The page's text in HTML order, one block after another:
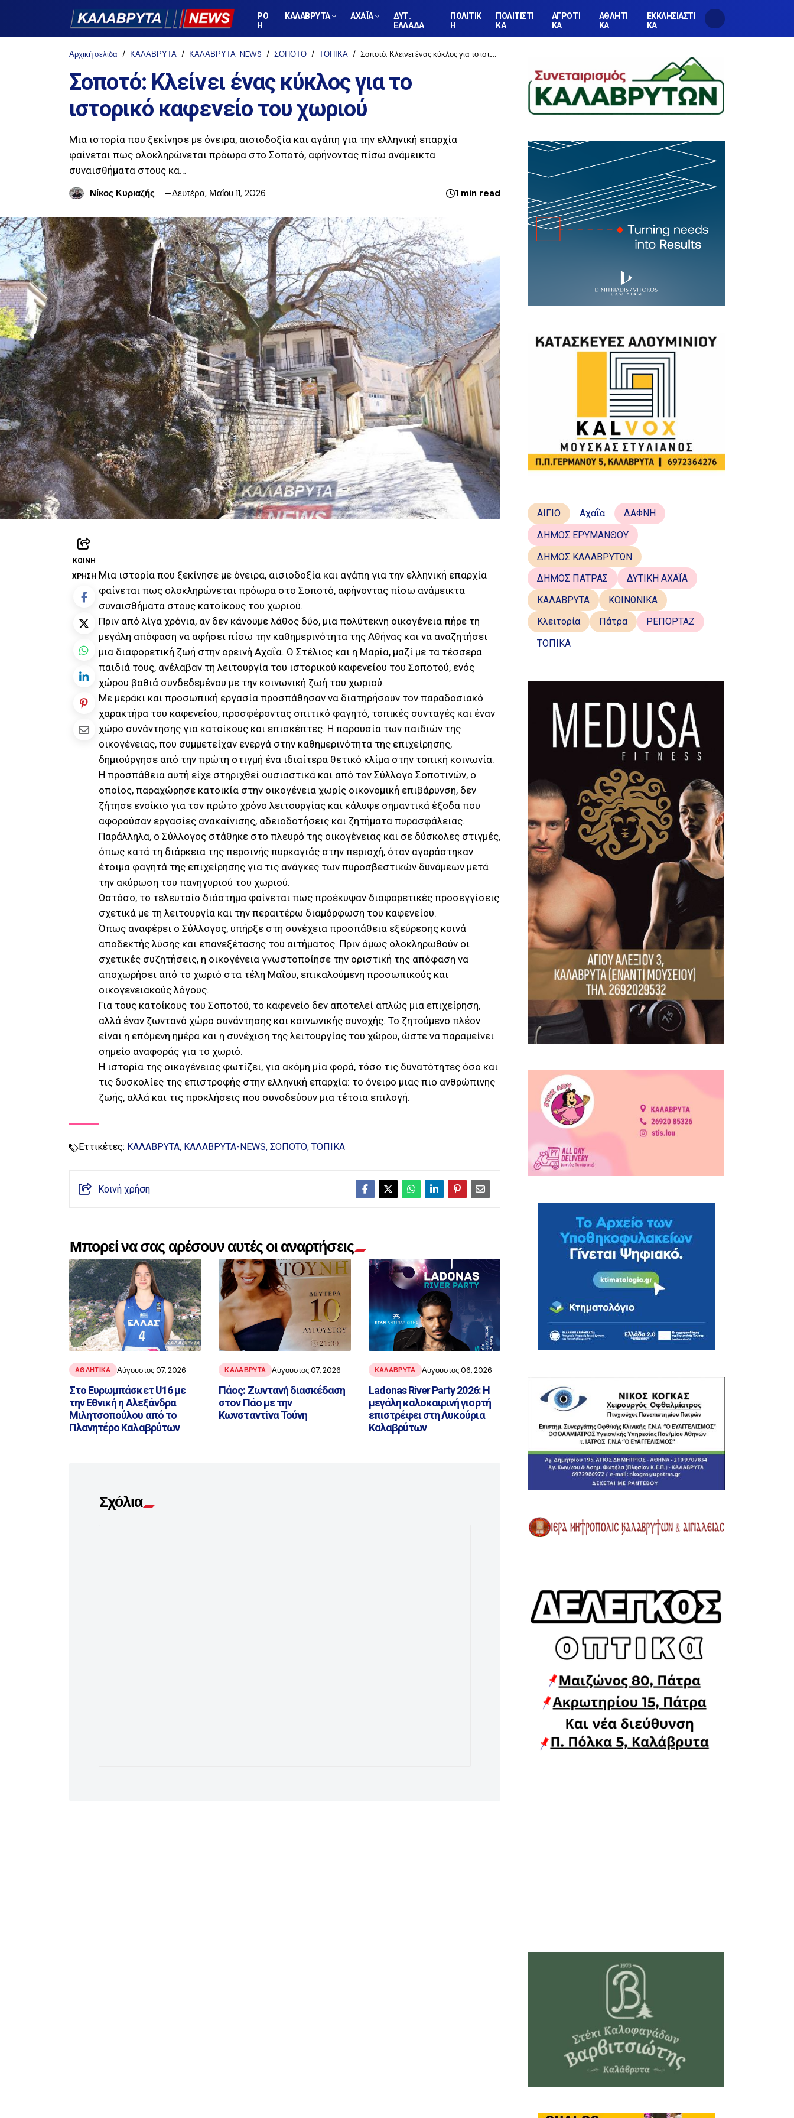
ΡΟ
Η
ΚΑΛΑΒΡΥΤΑ ΑΧΑΪΑ
ΔΥΤ.
ΕΛΛΑΔΑ
ΠΟΛΙΤΙΚ
Η
ΠΟΛΙΤΙΣΤΙ
ΚΑ
ΑΓΡΟΤΙ
ΚΑ
ΑΘΛΗΤΙ
ΚΑ
ΕΚΚΛΗΣΙΑΣΤΙ
ΚΑ
Αρχική σελίδα ΚΑΛΑΒΡΥΤΑ ΚΑΛΑΒΡΥΤΑ-NEWS ΣΟΠΟΤΟ ΤΟΠΙΚΑ Σοποτό: Κλείνει ένας κύκλος για το ιστορικό καφενείο του χωριού
Σοποτό: Κλείνει ένας κύκλος για το
ιστορικό καφενείο του χωριού
Μια ιστορία που ξεκίνησε με όνειρα, αισιοδοξία και αγάπη για την ελληνική επαρχία
φαίνεται πως ολοκληρώνεται πρόωρα στο Σοποτό, αφήνοντας πίσω ανάμεικτα
συναισθήματα στους κα…
Νίκος Κυριαζής
Δευτέρα, Μαΐου 11, 2026 1 min read
ΚΟΙΝΉ
ΧΡΉΣΗ Μια ιστορία που ξεκίνησε με όνειρα, αισιοδοξία και αγάπη για την ελληνική επαρχία
φαίνεται πως ολοκληρώνεται πρόωρα στο Σοποτό, αφήνοντας πίσω ανάμεικτα
συναισθήματα στους κατοίκους του χωριού.
Πριν από λίγα χρόνια, αν δεν κάνουμε λάθος δύο, μια πολύτεκνη οικογένεια πήρε τη
μεγάλη απόφαση να αφήσει πίσω την καθημερινότητα της Αθήνας και να αναζητήσει
μια διαφορετική ζωή στην ορεινή Αχαΐα. Ο Στέλιος και η Μαρία, μαζί με τα τέσσερα
παιδιά τους, ανέλαβαν τη λειτουργία του ιστορικού καφενείου του Σοποτού, ενός
χώρου βαθιά συνδεδεμένου με την κοινωνική ζωή του χωριού.
Με μεράκι και προσωπική εργασία προσπάθησαν να διατηρήσουν τον παραδοσιακό
χαρακτήρα του καφενείου, προσφέροντας σπιτικό φαγητό, τοπικές συνταγές και έναν
χώρο συνάντησης για κατοίκους και επισκέπτες. Η παρουσία των παιδιών της
οικογένειας, που συμμετείχαν ενεργά στην καθημερινότητα της επιχείρησης,
δημιούργησε από την πρώτη στιγμή ένα ιδιαίτερα θετικό κλίμα στην τοπική κοινωνία.
Η προσπάθεια αυτή είχε στηριχθεί ουσιαστικά και από τον Σύλλογο Σοποτινών, ο
οποίος, παραχώρησε κατοικία στην οικογένεια χωρίς οικονομική επιβάρυνση, δεν
ζήτησε ενοίκιο για τον πρώτο χρόνο λειτουργίας και κάλυψε σημαντικά έξοδα που
αφορούσαν εργασίες ανακαίνισης, αδειοδοτήσεις και ζητήματα πυρασφάλειας.
Παράλληλα, ο Σύλλογος στάθηκε στο πλευρό της οικογένειας και σε δύσκολες στιγμές,
όπως κατά τη διάρκεια της περσινής πυρκαγιάς στην περιοχή, όταν αγοράστηκαν
έτοιμα φαγητά της επιχείρησης για τις ανάγκες των πυροσβεστικών δυνάμεων μετά
την ακύρωση του πανηγυριού του χωριού.
Ωστόσο, το τελευταίο διάστημα φαίνεται πως προέκυψαν διαφορετικές προσεγγίσεις
σχετικά με τη λειτουργία και την περαιτέρω διαμόρφωση του καφενείου.
Όπως αναφέρει ο Σύλλογος, υπήρξε στη συνέχεια προσπάθεια εξεύρεσης κοινά
αποδεκτής λύσης και επανεξέτασης του αιτήματος. Πριν όμως ολοκληρωθούν οι
σχετικές συζητήσεις, η οικογένεια γνωστοποίησε την οριστική της απόφαση να
αποχωρήσει από το χωριό στα τέλη Μαΐου, επικαλούμενη προσωπικούς και
οικογενειακούς λόγους.
Για τους κατοίκους του Σοποτού, το καφενείο δεν αποτελεί απλώς μια επιχείρηση,
αλλά έναν ζωντανό χώρο συνάντησης και κοινωνικής συνοχής. Το ζητούμενο πλέον
είναι η επόμενη ημέρα και η συνέχιση της λειτουργίας του χώρου, ώστε να παραμείνει
σημείο αναφοράς για το χωριό.
Η ιστορία της οικογένειας φωτίζει, για ακόμη μία φορά, τόσο τις δυνατότητες όσο και
τις δυσκολίες της επιστροφής στην ελληνική επαρχία: το όνειρο μιας πιο ανθρώπινης
ζωής, αλλά και τις προκλήσεις που συνοδεύουν μια τέτοια επιλογή.
Εττικέτες: ΚΑΛΑΒΡΥΤΑ ΚΑΛΑΒΡΥΤΑ-NEWS ΣΟΠΟΤΟ ΤΟΠΙΚΑ
Κοινή χρήση
Μπορεί να σας αρέσουν αυτές οι αναρτήσεις
ΑΘΛΗΤΙΚΑ Αύγουστος 07, 2026
Στο Ευρωμπάσκετ U16 με
την Εθνική η Αλεξάνδρα
Μιλητσοπούλου από το
Πλανητέρο Καλαβρύτων
ΚΑΛΑΒΡΥΤΑ Αύγουστος 07, 2026
Πάος: Ζωντανή διασκέδαση
στον Πάο με την
Κωνσταντίνα Τούνη
ΚΑΛΑΒΡΥΤΑ Αύγουστος 06, 2026
Ladonas River Party 2026: Η
μεγάλη καλοκαιρινή γιορτή
επιστρέφει στη Λυκούρια
Καλαβρύτων
Σχόλια
ΑΙΓΙΟ Αχαΐα
ΔΑΦΝΗ
ΔΗΜΟΣ ΕΡΥΜΑΝΘΟΥ
ΔΗΜΟΣ ΚΑΛΑΒΡΥΤΩΝ
ΔΗΜΟΣ ΠΑΤΡΑΣ
ΔΥΤΙΚΗ ΑΧΑΪΑ
ΚΑΛΑΒΡΥΤΑ
ΚΟΙΝΩΝΙΚΑ
Κλειτορία
Πάτρα
ΡΕΠΟΡΤΑΖ
ΤΟΠΙΚΑ